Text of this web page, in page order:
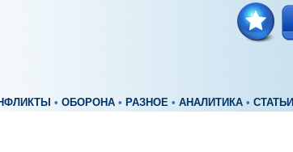
• ОБОРОНА • РАЗНОЕ • АНАЛИТИКА • СТАТЬИ